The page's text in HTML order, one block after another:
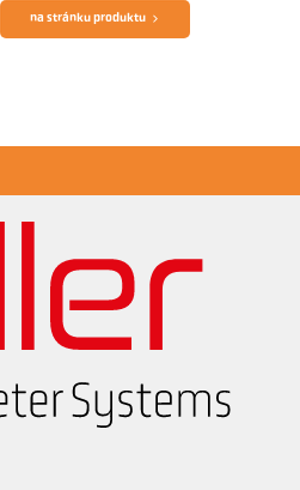
Rozměrový výkres PX 29-K001
na stránku produktu